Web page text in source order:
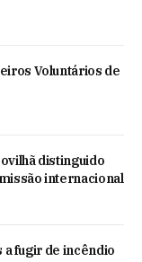
Voluntários de
distinguido
internacional
fugir de incêndio